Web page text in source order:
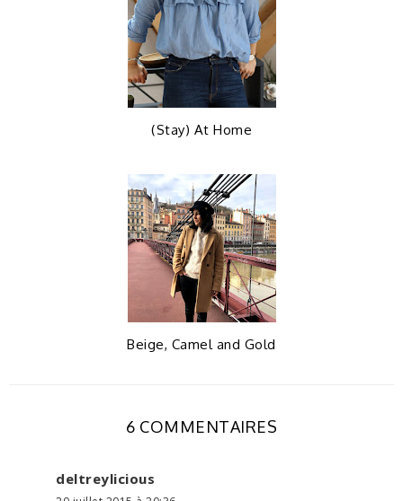
(Stay) At Home
Beige, Camel and Gold
6 COMMENTAIRES
deltreylicious